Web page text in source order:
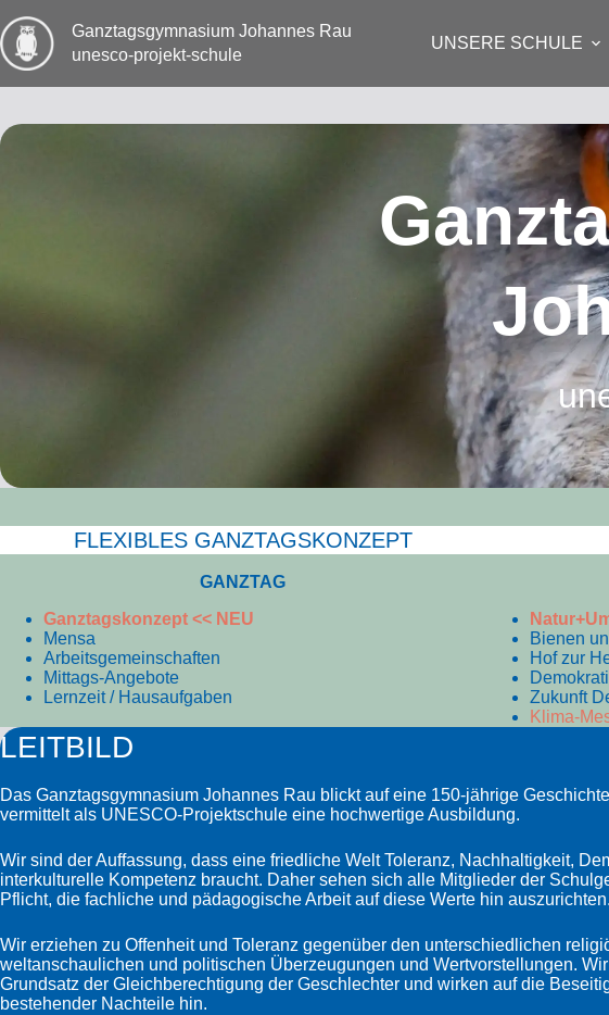
Inhalt
springen
Ganztags­gymnasium Johannes Rau
unesco-projekt-schule
UNSERE SCHULE
FLEXIBLES GANZTAGS­KONZEPT
GANZTAG
Ganztagskonzept << NEU
Mensa
Arbeitsgemeinschaften
Mittags-Angebote
Lernzeit / Hausaufgaben
Bienen
Hof zur
Zukunft
Klima-
LEITBILD
Das Ganztagsgymnasium Johannes Rau blickt auf eine 150-jährige
vermittelt als UNESCO-Projektschule eine hochwertige Ausbildung.
Wir sind der Auffassung, dass eine friedliche Welt Toleranz, Nachhaltigkeit,
interkulturelle Kompetenz braucht. Daher sehen sich alle Mitglieder der
Pflicht, die fachliche und pädagogische Arbeit auf diese Werte hin auszurichten.
Wir erziehen zu Offenheit und Toleranz gegenüber den unterschiedlichen
weltanschaulichen und politischen Überzeugungen und Wertvorstellungen.
Grundsatz der Gleichberechtigung der Geschlechter und wirken auf die
bestehender Nachteile hin.